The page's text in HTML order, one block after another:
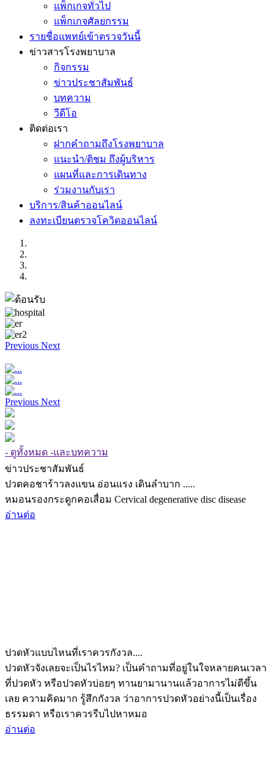
แพ็กเกจทั่วไป
แพ็กเกจศัลยกรรม
รายชื่อแพทย์เข้าตรวจวันนี้
ข่าวสารโรงพยาบาล
กิจกรรม
ข่าวประชาสัมพันธ์
บทความ
วีดีโอ
ติดต่อเรา
ฝากคำถามถึงโรงพยาบาล
แนะนำ/ติชม ถึงผู้บริหาร
แผนที่และการเดินทาง
ร่วมงานกับเรา
บริการ/สินค้าออนไลน์
ลงทะเบียนตรวจโควิดออนไลน์
Previous Next
Previous Next
- ดูทั้งหมด -และบทความ
ข่าวประชาสัมพันธ์
ปวดคอชาร้าวลงแขน อ่อนแรง เดินลำบาก .....
หมอนรองกระดูกคอเสื่อม Cervical degenerative disc disease
อ่านต่อ
ปวดหัวแบบไหนที่เราควรกังวล....
ปวดหัวจังเลยจะเป็นไรไหม? เป็นคำถามที่อยู่ในใจหลายคนเวลา
ที่ปวดหัว หรือปวดหัวบ่อยๆ ทานยามานานแล้วอาการไม่ดีขึ้น
เลย ความคิดมาก รู้สึกกังวล ว่าอาการปวดหัวอย่างนี้เป็นเรื่อง
ธรรมดา หรือเราควรรีบไปหาหมอ
อ่านต่อ